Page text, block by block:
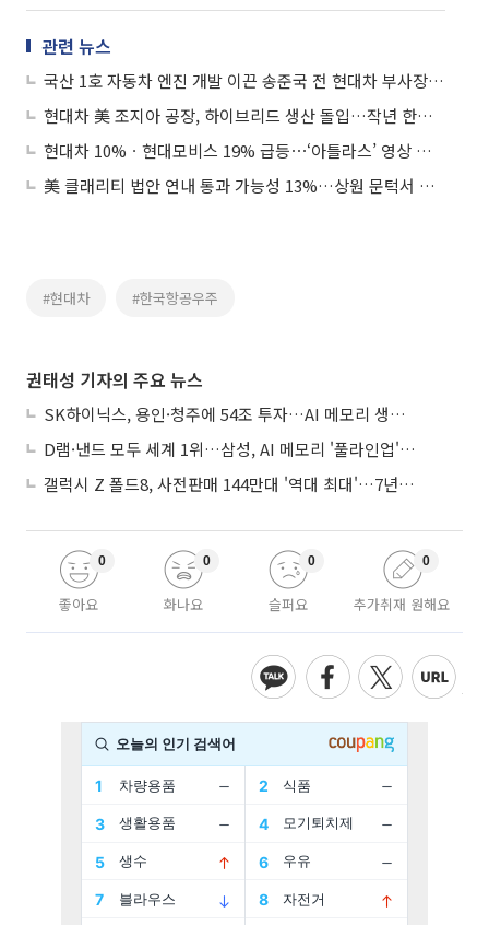
관련 뉴스
국산 1호 자동차 엔진 개발 이끈 송준국 전 현대차 부사장 별세
현대차 美 조지아 공장, 하이브리드 생산 돌입…작년 한국인 근로자 구금 사태 여파 극복
현대차 10%ㆍ현대모비스 19% 급등⋯‘아틀라스’ 영상 공개에 로봇주 강세
美 클래리티 법안 연내 통과 가능성 13%…상원 문턱서 제동
#현대차 #한국항공우주
권태성 기자의 주요 뉴스
SK하이닉스, 용인·청주에 54조 투자…AI 메모리 생산기지 키운다
D램·낸드 모두 세계 1위…삼성, AI 메모리 '풀라인업'으로 승부
갤럭시 Z 폴드8, 사전판매 144만대 '역대 최대'…7년만에 갤노트10 기록 넘어
좋아요
0
화나요
0
슬퍼요
0
추가취재 원해요
0